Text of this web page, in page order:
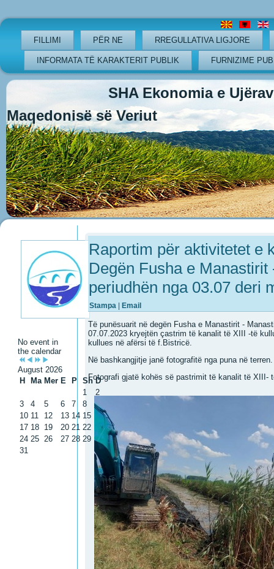
FILLIMI PËR NE RREGULLATIVA LIGJORE
INFORMATA TË KARAKTERIT PUBLIK FURNIZIME
SHA Ekonomia e
Maqedonisë së Veriut
No event in
the calendar
August 2026
H
Ma Mer E P Sh D
1
2
3
4 5 6 7 8
9
10 11 12 13 14 15
16
17 18 19 20 21 22
23
24 25 26 27 28 29 30
31
Raportim për aktivitetet e
Degën Fusha e Manastirit
periudhën nga 03.07 deri
Stampa Email
Të punësuarit në degën Fusha e Manastirit -
07.07.2023 kryejtën çastrim të kanalit të XIII -të
kullues në afërsi të f.Bistricë.
Në bashkangjitje janë fotografitë nga puna në terren.
Fotografi gjatë kohës së pastrimit të kanalit të XIII-